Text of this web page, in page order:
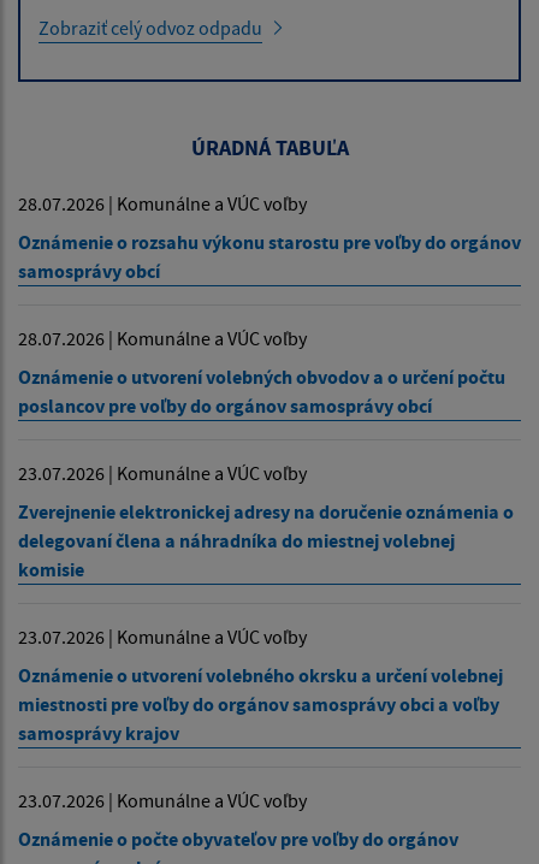
Zobraziť celý odvoz odpadu
ÚRADNÁ TABUĽA
28.07.2026 | Komunálne a VÚC voľby
Oznámenie o rozsahu výkonu starostu pre voľby do orgánov
samosprávy obcí
28.07.2026 | Komunálne a VÚC voľby
Oznámenie o utvorení volebných obvodov a o určení počtu
poslancov pre voľby do orgánov samosprávy obcí
23.07.2026 | Komunálne a VÚC voľby
Zverejnenie elektronickej adresy na doručenie oznámenia o
delegovaní člena a náhradníka do miestnej volebnej
komisie
23.07.2026 | Komunálne a VÚC voľby
Oznámenie o utvorení volebného okrsku a určení volebnej
miestnosti pre voľby do orgánov samosprávy obci a voľby
samosprávy krajov
23.07.2026 | Komunálne a VÚC voľby
Oznámenie o počte obyvateľov pre voľby do orgánov